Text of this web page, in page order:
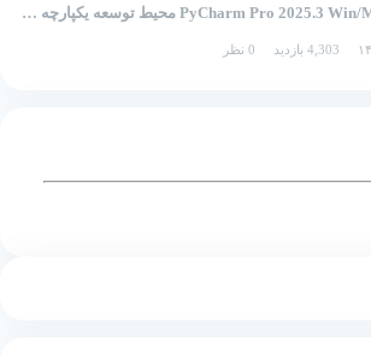
PyCharm Pro 2025.3 Win/Mac/Linux محیط توسعه یکپارچه برای پایتون
4,303 بازدید 0 نظر